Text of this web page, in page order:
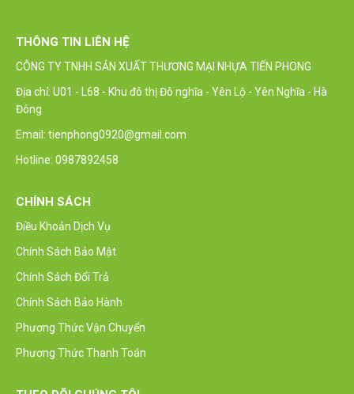
THÔNG TIN LIÊN HỆ
CÔNG TY TNHH SẢN XUẤT THƯƠNG MẠI NHỰA TIẾN PHONG
Địa chỉ: U01 - L68 - Khu đô thị Đô nghĩa - Yên Lộ - Yên Nghĩa - Hà
Đông
Email: tienphong0920@gmail.com
Hotline: 0987892458
CHÍNH SÁCH
Điều Khoản Dịch Vụ
Chính Sách Bảo Mật
Chính Sách Đổi Trả
Chính Sách Bảo Hành
Phương Thức Vận Chuyển
Phương Thức Thanh Toán